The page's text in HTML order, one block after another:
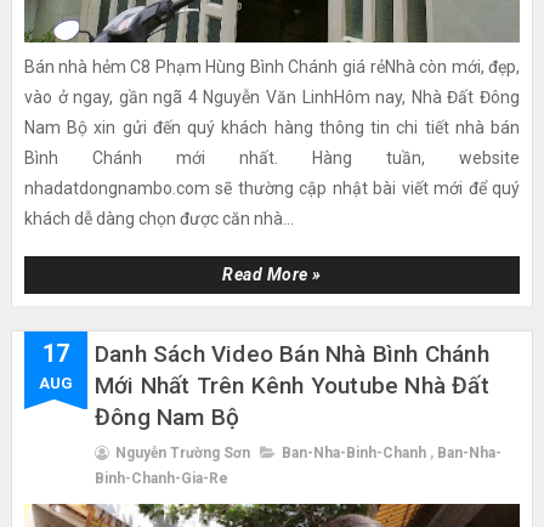
Bán nhà hẻm C8 Phạm Hùng Bình Chánh giá rẻNhà còn mới, đẹp,
vào ở ngay, gần ngã 4 Nguyễn Văn LinhHôm nay, Nhà Đất Đông
Nam Bộ xin gửi đến quý khách hàng thông tin chi tiết nhà bán
Bình Chánh mới nhất. Hàng tuần, website
nhadatdongnambo.com sẽ thường cập nhật bài viết mới để quý
khách dễ dàng chọn được căn nhà...
Read More »
17
AUG
Danh Sách Video Bán Nhà Bình Chánh
Mới Nhất Trên Kênh Youtube Nhà Đất
Đông Nam Bộ
Nguyễn Trường Sơn Ban-Nha-Binh-Chanh , Ban-Nha-
Binh-Chanh-Gia-Re